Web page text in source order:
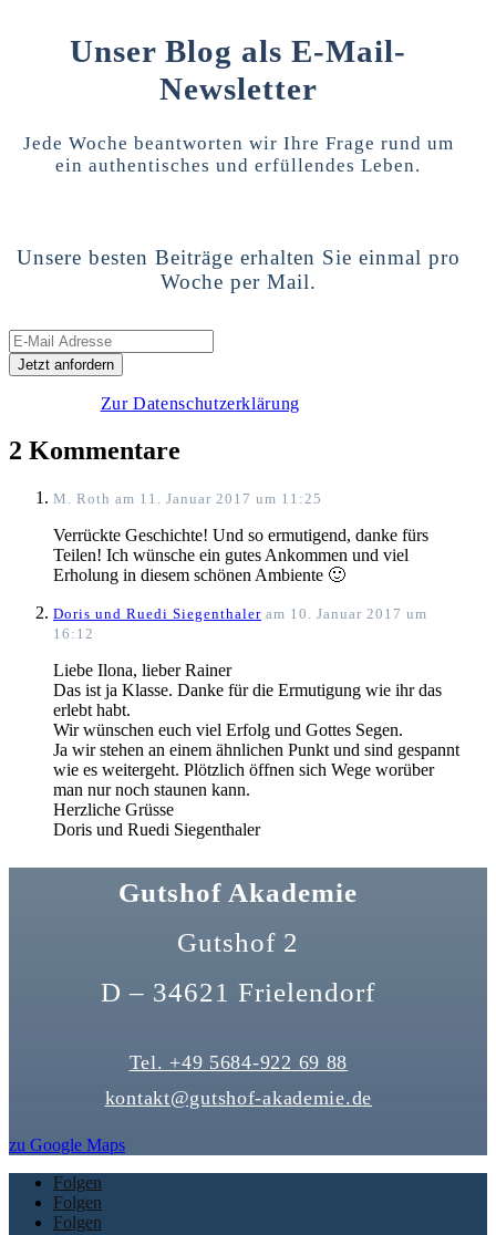
Unser Blog als E-Mail-
Newsletter
Jede Woche beantworten wir Ihre Frage rund um
ein authentisches und erfüllendes Leben.
Unsere besten Beiträge erhalten Sie einmal pro
Woche per Mail.
Zur Datenschutzerklärung
2 Kommentare
M. Roth am 11. Januar 2017 um 11:25
Verrückte Geschichte! Und so ermutigend, danke fürs
Teilen! Ich wünsche ein gutes Ankommen und viel
Erholung in diesem schönen Ambiente 🙂
Doris und Ruedi Siegenthaler am 10. Januar 2017 um
16:12
Liebe Ilona, lieber Rainer
Das ist ja Klasse. Danke für die Ermutigung wie ihr das
erlebt habt.
Wir wünschen euch viel Erfolg und Gottes Segen.
Ja wir stehen an einem ähnlichen Punkt und sind gespannt
wie es weitergeht. Plötzlich öffnen sich Wege worüber
man nur noch staunen kann.
Herzliche Grüsse
Doris und Ruedi Siegenthaler
Gutshof Akademie
Gutshof 2
D – 34621 Frielendorf
Tel. +49 5684-922 69 88
kontakt@gutshof-akademie.de
zu Google Maps
Folgen
Folgen
Folgen